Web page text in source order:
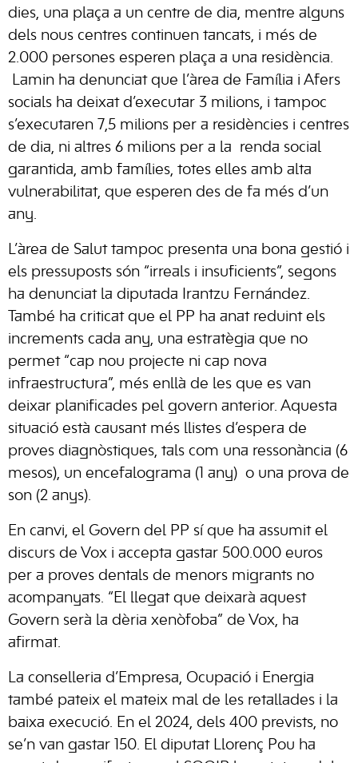
dies, una plaça a un centre de dia, mentre alguns
dels nous centres continuen tancats, i més de
2.000 persones esperen plaça a una residència.
Lamin ha denunciat que l’àrea de Família i Afers
socials ha deixat d’executar 3 milions, i tampoc
s’executaren 7,5 milions per a residències i centres
de dia, ni altres 6 milions per a la renda social
garantida, amb famílies, totes elles amb alta
vulnerabilitat, que esperen des de fa més d’un
any.
L’àrea de Salut tampoc presenta una bona gestió i
els pressuposts són “irreals i insuficients”, segons
ha denunciat la diputada Irantzu Fernández.
També ha criticat que el PP ha anat reduint els
increments cada any, una estratègia que no
permet “cap nou projecte ni cap nova
infraestructura”, més enllà de les que es van
deixar planificades pel govern anterior. Aquesta
situació està causant més llistes d’espera de
proves diagnòstiques, tals com una ressonància (6
mesos), un encefalograma (1 any) o una prova de
son (2 anys).
En canvi, el Govern del PP sí que ha assumit el
discurs de Vox i accepta gastar 500.000 euros
per a proves dentals de menors migrants no
acompanyats. “El llegat que deixarà aquest
Govern serà la dèria xenòfoba” de Vox, ha
afirmat.
La conselleria d’Empresa, Ocupació i Energia
també pateix el mateix mal de les retallades i la
baixa execució. En el 2024, dels 400 prevists, no
se’n van gastar 150. El diputat Llorenç Pou ha